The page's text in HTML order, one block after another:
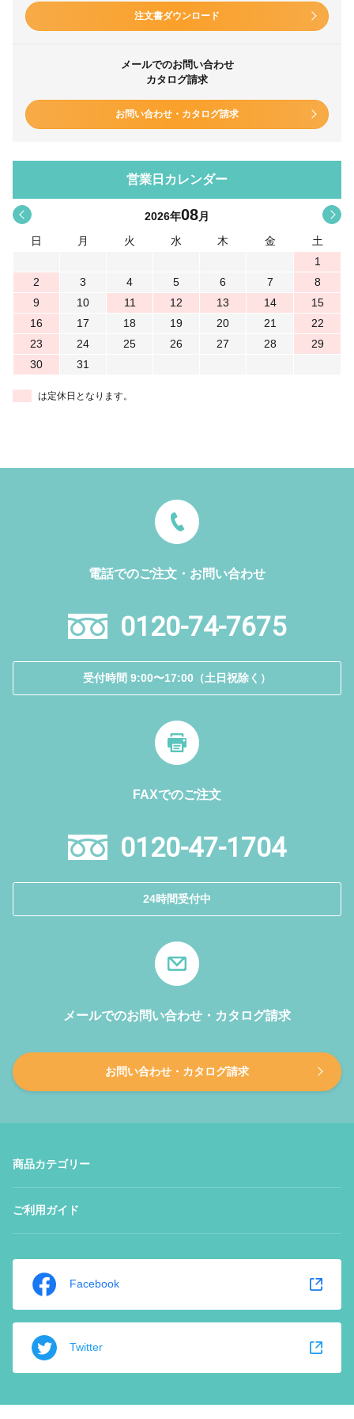
注文書ダウンロード
メールでのお問い合わせ
カタログ請求
お問い合わせ・カタログ請求
営業日カレンダー
< >
2026年08月
日
月 火 水 木 金
土
1
2
3 4 5 6 7
8
9
10 11 12 13 14
15
16
17 18 19 20 21
22
23
24 25 26 27 28
29
30
31
は定休日となります。
電話でのご注文・お問い合わせ
0120-74-7675
受付時間 9:00〜17:00（土日祝除く）
FAXでのご注文
0120-47-1704
24時間受付中
メールでのお問い合わせ・カタログ請求
お問い合わせ・カタログ請求
商品カテゴリー
ご利用ガイド
Facebook
Twitter